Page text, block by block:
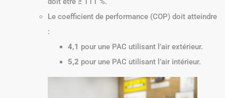
Le coefficient de performance (COP) doit atteindre
:
4,1 pour une PAC utilisant l’air extérieur.
5,2 pour une PAC utilisant l’air intérieur.